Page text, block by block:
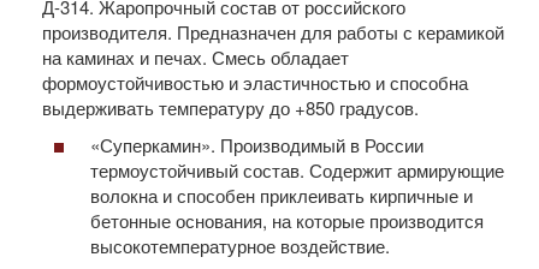
Д-314. Жаропрочный состав от российского
производителя. Предназначен для работы с керамикой
на каминах и печах. Смесь обладает
формоустойчивостью и эластичностью и способна
выдерживать температуру до +850 градусов.
«Суперкамин». Производимый в России
термоустойчивый состав. Содержит армирующие
волокна и способен приклеивать кирпичные и
бетонные основания, на которые производится
высокотемпературное воздействие.